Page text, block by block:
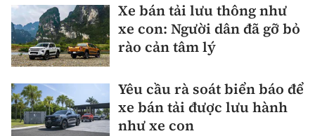
Xe bán tải lưu thông như
xe con: Người dân đã gỡ bỏ
rào cản tâm lý
Yêu cầu rà soát biển báo để
xe bán tải được lưu hành
như xe con